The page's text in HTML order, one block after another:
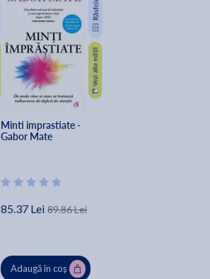
Minti imprastiate -
Gabor Mate
85.37 Lei 89.86 Lei
Adaugă în coș